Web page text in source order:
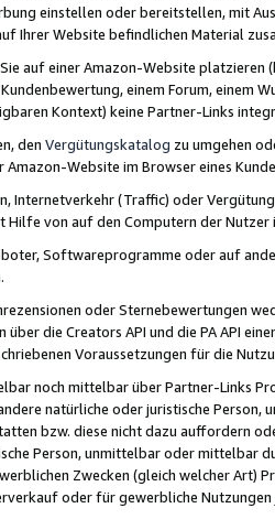
einstellen oder bereitstellen, mit
Ihrer Website befindlichen Material
auf einer Amazon-Website
einem Forum, einem
Kontext) keine Partner-Links
den Vergütungskatalog zu umgehen
Amazon-Website im Browser eines
Internetverkehr (Traffic) oder
Hilfe von auf den Computern der
Softwareprogramme oder auf
oder Sternebewertungen
über die Creators API und die PA API
Voraussetzungen für die
noch mittelbar über Partner-Links
natürliche oder juristische
bzw. diese nicht dazu auffordern
Person, unmittelbar oder mittelbar
Zwecken (gleich welcher Art)
oder für gewerbliche